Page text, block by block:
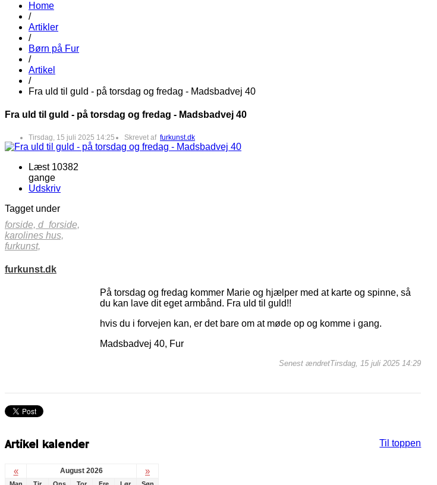
Home
/
Artikler
/
Børn på Fur
/
Artikel
/
Fra uld til guld - på torsdag og fredag - Madsbadvej 40
Fra uld til guld - på torsdag og fredag - Madsbadvej 40
Tirsdag, 15 juli 2025 14:25 Skrevet af furkunst.dk
Læst 10382
gange
Udskriv
Tagget under
forside, d_forside,
karolines hus,
furkunst,
furkunst.dk
På torsdag og fredag kommer Marie og hjælper med at karte og spinne, så
du kan lave dit eget armbånd. Fra uld til guld!!
hvis du i forvejen kan, er det bare om at møde op og komme i gang.
Madsbadvej 40, Fur
Senest ændretTirsdag, 15 juli 2025 14:29
Til toppen
Artikel kalender
« August 2026 »